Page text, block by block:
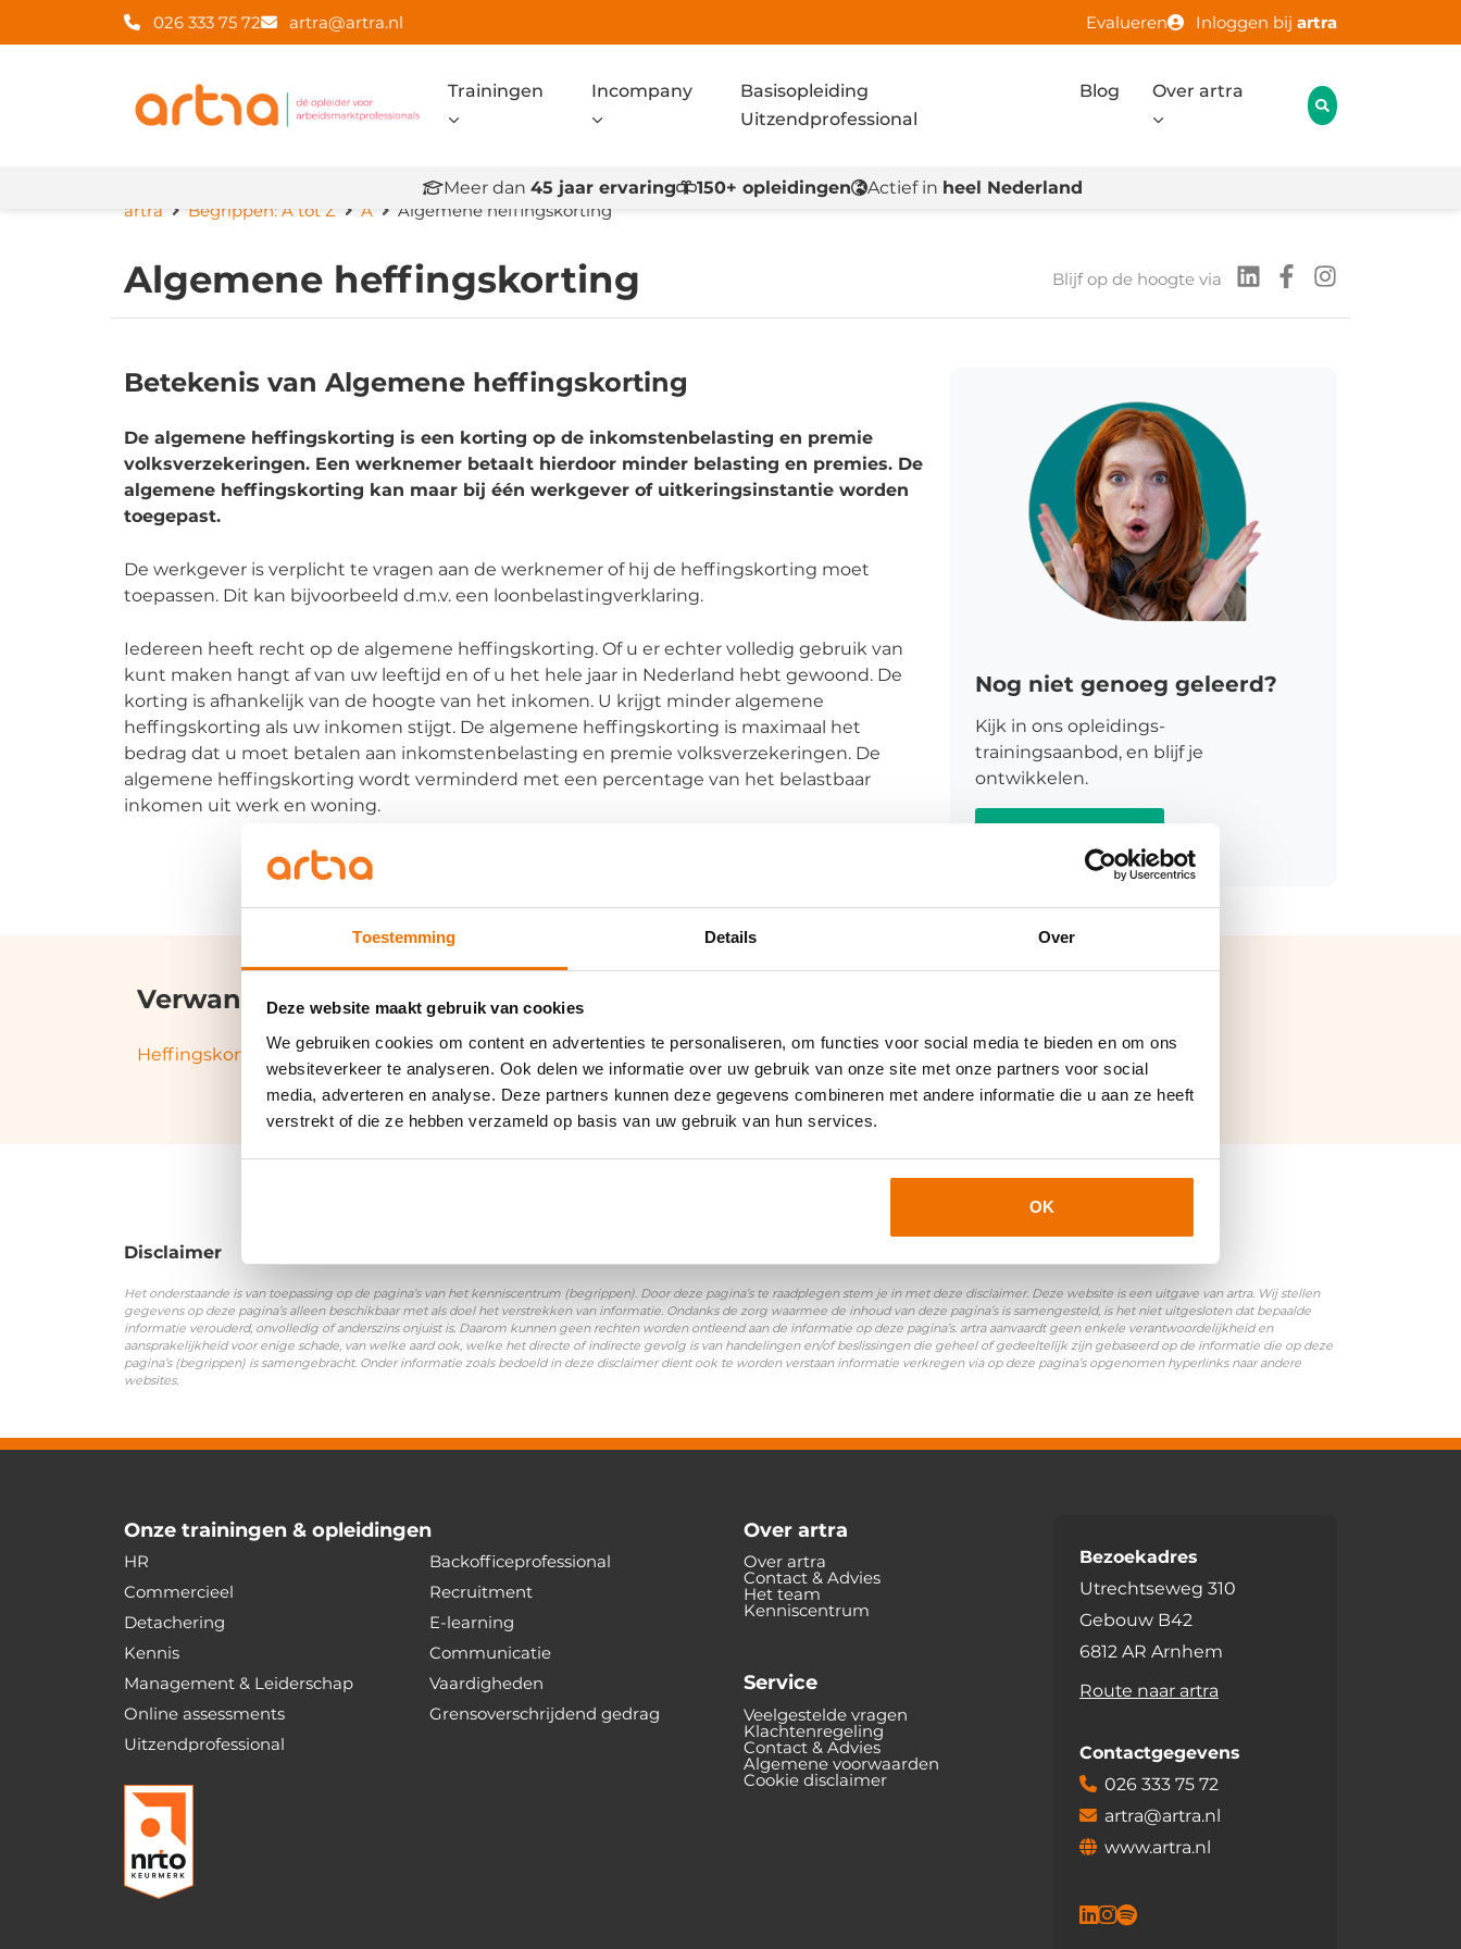
Toestemming Details Over
Deze website maakt gebruik van cookies
We gebruiken cookies om content en advertenties te personaliseren, om functies voor social media te bieden en om ons
websiteverkeer te analyseren. Ook delen we informatie over uw gebruik van onze site met onze partners voor social
media, adverteren en analyse. Deze partners kunnen deze gegevens combineren met andere informatie die u aan ze heeft
verstrekt of die ze hebben verzameld op basis van uw gebruik van hun services.
OK
026 333 75 72 artra@artra.nl Evalueren Inloggen bij artra
Trainingen Incompany
Basisopleiding
Uitzendprofessional
Blog Over artra
Meer dan 45 jaar ervaring 150+ opleidingen Actief in heel Nederland
artra
Begrippen: A tot Z A Algemene heffingskorting
Algemene heffingskorting Blijf op de hoogte via
Betekenis van Algemene heffingskorting
De algemene heffingskorting is een korting op de inkomstenbelasting en premie
volksverzekeringen. Een werknemer betaalt hierdoor minder belasting en premies. De
algemene heffingskorting kan maar bij één werkgever of uitkeringsinstantie worden
toegepast.
De werkgever is verplicht te vragen aan de werknemer of hij de heffingskorting moet
toepassen. Dit kan bijvoorbeeld d.m.v. een loonbelastingverklaring.
Iedereen heeft recht op de algemene heffingskorting. Of u er echter volledig gebruik van
kunt maken hangt af van uw leeftijd en of u het hele jaar in Nederland hebt gewoond. De
korting is afhankelijk van de hoogte van het inkomen. U krijgt minder algemene
heffingskorting als uw inkomen stijgt. De algemene heffingskorting is maximaal het
bedrag dat u moet betalen aan inkomstenbelasting en premie volksverzekeringen. De
algemene heffingskorting wordt verminderd met een percentage van het belastbaar
inkomen uit werk en woning.
Nog niet genoeg geleerd?
Kijk in ons opleidings-
trainingsaanbod, en blijf je
ontwikkelen.
Verwante termen en synoniemen:
Heffingskortingen|Arbeidskorting|Loonheffingskorting
Disclaimer
Het onderstaande is van toepassing op de pagina’s van het kenniscentrum (begrippen). Door deze pagina’s te raadplegen stem je in met deze disclaimer. Deze website is een uitgave van artra. Wij stellen
gegevens op deze pagina’s alleen beschikbaar met als doel het verstrekken van informatie. Ondanks de zorg waarmee de inhoud van deze pagina’s is samengesteld, is het niet uitgesloten dat bepaalde
informatie verouderd, onvolledig of anderszins onjuist is. Daarom kunnen geen rechten worden ontleend aan de informatie op deze pagina’s. artra aanvaardt geen enkele verantwoordelijkheid en
aansprakelijkheid voor enige schade, van welke aard ook, welke het directe of indirecte gevolg is van handelingen en/of beslissingen die geheel of gedeeltelijk zijn gebaseerd op de informatie die op deze
pagina’s (begrippen) is samengebracht. Onder informatie zoals bedoeld in deze disclaimer dient ook te worden verstaan informatie verkregen via op deze pagina’s opgenomen hyperlinks naar andere
websites.
Onze trainingen & opleidingen
HR
Commercieel
Detachering
Kennis
Management & Leiderschap
Online assessments
Uitzendprofessional
Backofficeprofessional
Recruitment
E-learning
Communicatie
Vaardigheden
Grensoverschrijdend gedrag
Over artra
Over artra
Contact & Advies
Het team
Kenniscentrum
Service
Veelgestelde vragen
Klachtenregeling
Contact & Advies
Algemene voorwaarden
Cookie disclaimer
Bezoekadres
Utrechtseweg 310
Gebouw B42
6812 AR Arnhem
Route naar artra
Contactgegevens
026 333 75 72
artra@artra.nl
www.artra.nl